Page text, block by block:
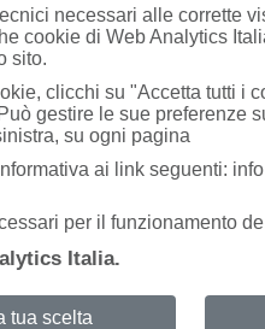
necessari alle corrette
cookie di Web Analytics
sito.
clicchi su "Accetta tutti i
gestire le sue preferenze
su ogni pagina
ai link seguenti:
per il funzionamento
Italia.
tua scelta